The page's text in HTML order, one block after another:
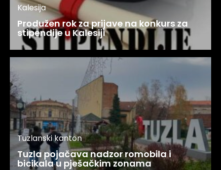
Kalesija
Produžen rok za prijave na konkurs za
stipendije u Kalesiji
Tuzlanski kanton
Tuzla pojačava nadzor romobila i
bicikala u pješačkim zonama